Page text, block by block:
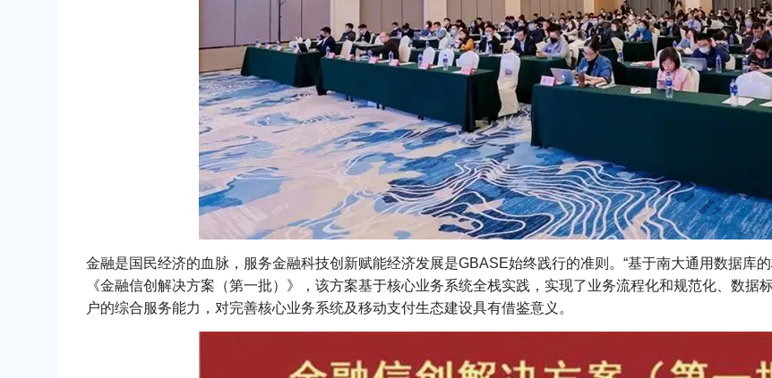
金融是国民经济的血脉，服务金融科技创新赋能经济发展是GBASE始终践行的准则。“基于南大通用数据库
《金融信创解决方案（第一批）》，该方案基于核心业务系统全栈实践，实现了业务流程化和规范化、数
户的综合服务能力，对完善核心业务系统及移动支付生态建设具有借鉴意义。